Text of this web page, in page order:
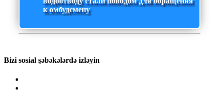
к омбудсмену
Bizi sosial şəbəkələrdə izləyin